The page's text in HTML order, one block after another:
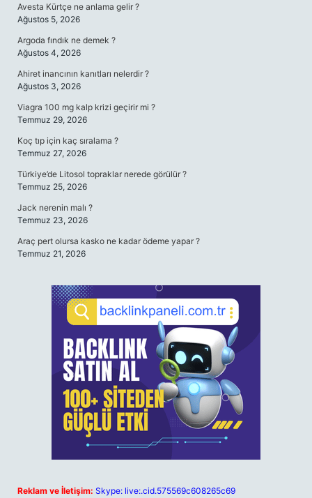
Avesta Kürtçe ne anlama gelir ?
Ağustos 5, 2026
Argoda fındık ne demek ?
Ağustos 4, 2026
Ahiret inancının kanıtları nelerdir ?
Ağustos 3, 2026
Viagra 100 mg kalp krizi geçirir mi ?
Temmuz 29, 2026
Koç tıp için kaç sıralama ?
Temmuz 27, 2026
Türkiye’de Litosol topraklar nerede görülür ?
Temmuz 25, 2026
Jack nerenin malı ?
Temmuz 23, 2026
Araç pert olursa kasko ne kadar ödeme yapar ?
Temmuz 21, 2026
Reklam ve İletişim: Skype: live:.cid.575569c608265c69